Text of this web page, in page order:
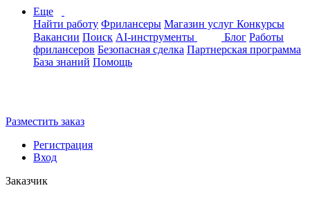
Еще
Найти работу Фрилансеры Магазин услуг Конкурсы
Вакансии Поиск AI-инструменты Блог Работы
фрилансеров Безопасная сделка Партнерская программа
База знаний Помощь
Разместить заказ
Регистрация
Вход
Заказчик